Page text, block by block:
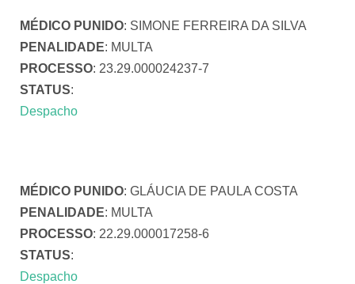
MÉDICO PUNIDO: SIMONE FERREIRA DA SILVA
PENALIDADE: MULTA
PROCESSO: 23.29.000024237-7
STATUS:
Despacho
MÉDICO PUNIDO: GLÁUCIA DE PAULA COSTA
PENALIDADE: MULTA
PROCESSO: 22.29.000017258-6
STATUS:
Despacho